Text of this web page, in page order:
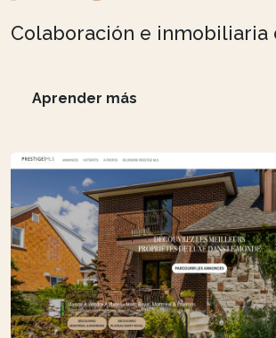
Colaboración e inmobiliaria
Aprender más